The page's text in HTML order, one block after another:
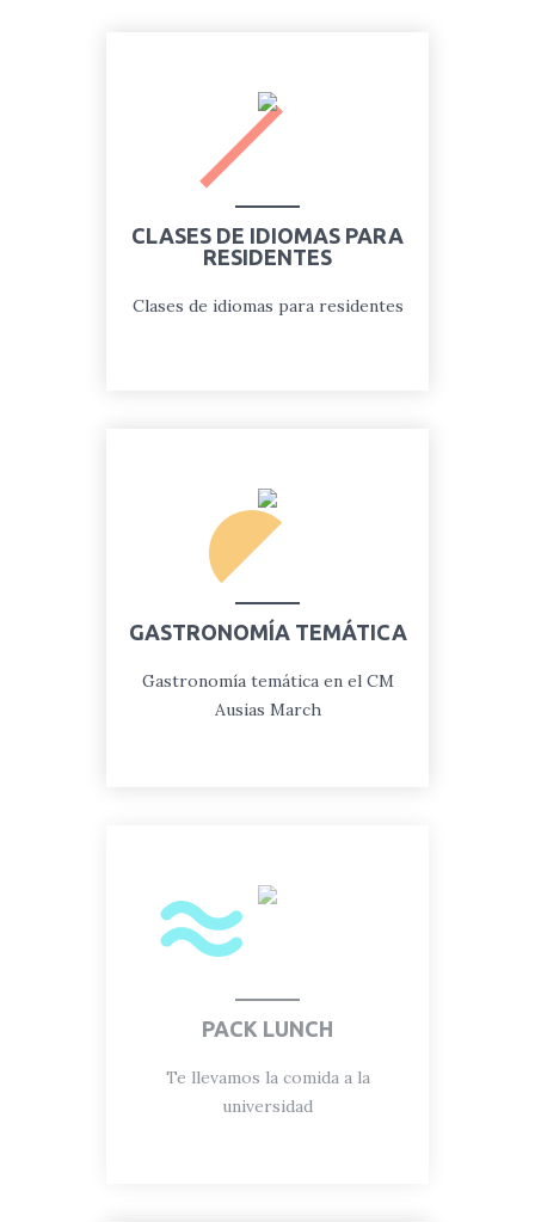
CLASES DE IDIOMAS PARA
RESIDENTES
Clases de idiomas para residentes
GASTRONOMÍA TEMÁTICA
Gastronomía temática en el CM
Ausias March
PACK LUNCH
Te llevamos la comida a la
universidad